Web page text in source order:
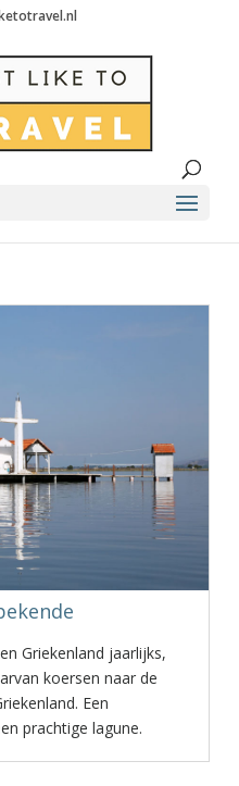
Griekenland jaarlijks,
koersen naar de
Een
prachtige lagune.